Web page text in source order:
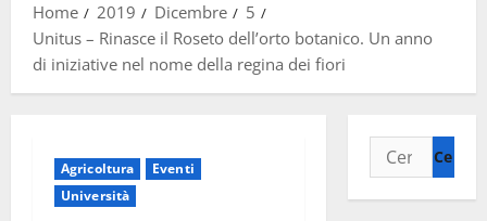
Home
2019 Dicembre
5
Unitus – Rinasce il Roseto dell’orto botanico. Un anno
di iniziative nel nome della regina dei fiori
Agricoltura
Eventi
Università
Ricerca
per: